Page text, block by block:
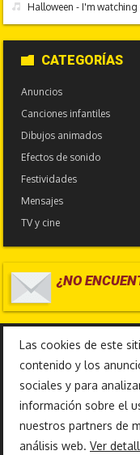
Halloween - I'm watching
CATEGORÍAS
Anuncios
Canciones infantiles
Dibujos animados
Efectos de sonido
Festividades
Mensajes
TV y cine
¿NO
Las cookies de este
contenido y los
sociales y para
información sobre el
nuestros partners de
análisis web. Ver